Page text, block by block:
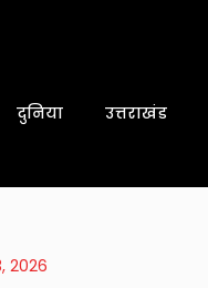
दुनिया उत्तराखंड
2026